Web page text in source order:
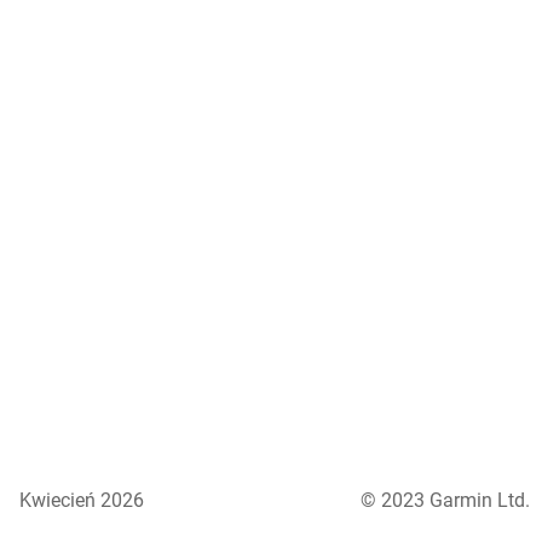
Kwiecień 2026 © 2023 Garmin Ltd.